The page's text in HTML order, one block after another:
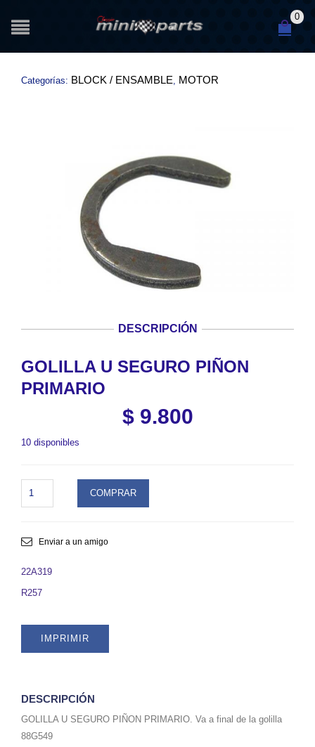
0
Categorías: BLOCK / ENSAMBLE MOTOR
DESCRIPCIÓN
GOLILLA U SEGURO PIÑON
PRIMARIO
$9.800
10 disponibles
PRIMARIO.
22A319
COMPRAR
Enviar a un amigo
22A319
R257
IMPRIMIR
DESCRIPCIÓN
GOLILLA U SEGURO PIÑON PRIMARIO. Va a final de la golilla
88G549